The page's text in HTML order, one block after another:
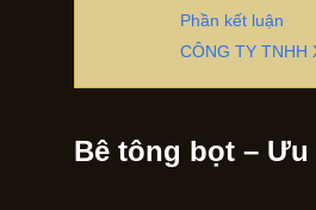
Phần kết luận
CÔNG TY TNHH
Bê tông bọt –